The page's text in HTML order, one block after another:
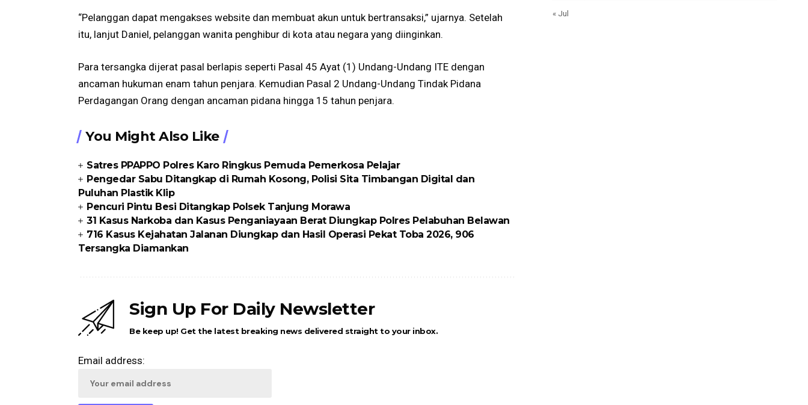
“Pelanggan dapat mengakses website dan membuat akun untuk bertransaksi,” ujarnya. Setelah
itu, lanjut Daniel, pelanggan wanita penghibur di kota atau negara yang diinginkan.
Para tersangka dijerat pasal berlapis seperti Pasal 45 Ayat (1) Undang-Undang ITE dengan
ancaman hukuman enam tahun penjara. Kemudian Pasal 2 Undang-Undang Tindak Pidana
Perdagangan Orang dengan ancaman pidana hingga 15 tahun penjara.
You Might Also Like
Satres PPAPPO Polres Karo Ringkus Pemuda Pemerkosa Pelajar
Pengedar Sabu Ditangkap di Rumah Kosong, Polisi Sita Timbangan Digital dan
Puluhan Plastik Klip
Pencuri Pintu Besi Ditangkap Polsek Tanjung Morawa
31 Kasus Narkoba dan Kasus Penganiayaan Berat Diungkap Polres Pelabuhan Belawan
716 Kasus Kejahatan Jalanan Diungkap dan Hasil Operasi Pekat Toba 2026, 906
Tersangka Diamankan
Sign Up For Daily Newsletter
Be keep up! Get the latest breaking news delivered straight to your inbox.
Email address:
« Jul